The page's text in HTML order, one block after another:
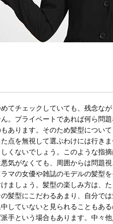
てチェックしていても、残念な
。プライベートであれば何ら問
あります。そのため髪型につい
点を無視して選ぶわけには行き
くないでしょう。このような指
気がなくても、周囲からは問題
マの女優や雑誌のモデルの髪型
ましょう。髪型の楽しみ方は、
髪型にこだわるあまり、自分で
していないと見られることもあ
手という場合もあります。中々